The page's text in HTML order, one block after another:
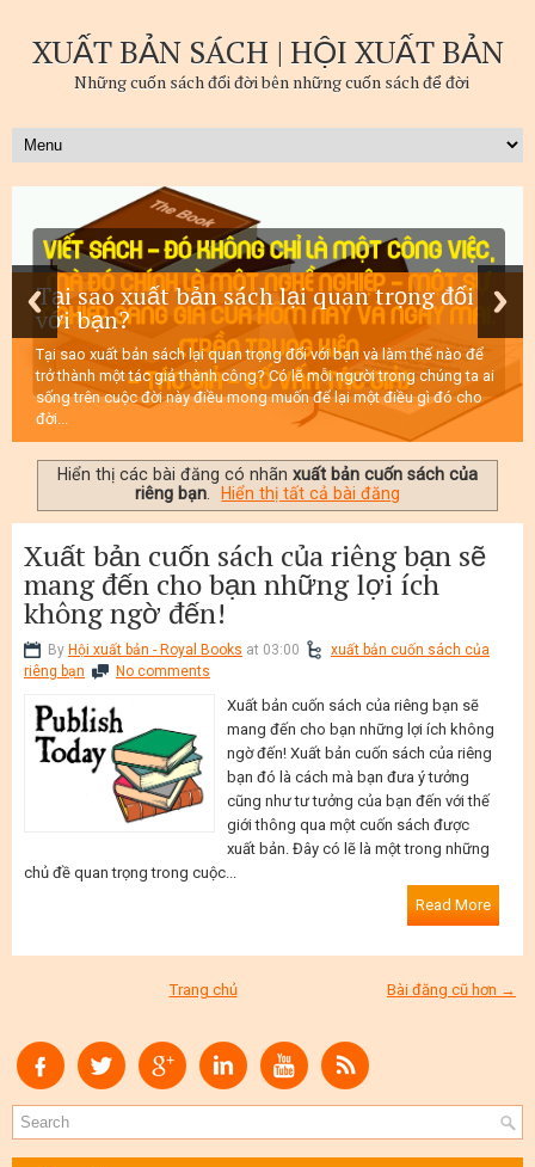
XUẤT BẢN SÁCH | HỘI XUẤT BẢN
Những cuốn sách đổi đời bên những cuốn sách để đời
Tại sao xuất bản sách lại quan trọng đối
với bạn?
Tại sao xuất bản sách lại quan trọng đối với bạn và làm thế nào để
trở thành một tác giả thành công? Có lẽ mỗi người trong chúng ta ai
sống trên cuộc đời này điều mong muốn để lại một điều gì đó cho
đời...
Hiển thị các bài đăng có nhãn xuất bản cuốn sách của
riêng bạn. Hiển thị tất cả bài đăng
Xuất bản cuốn sách của riêng bạn sẽ
mang đến cho bạn những lợi ích
không ngờ đến!
By Hội xuất bản - Royal Books at 03:00
xuất bản cuốn sách của
riêng bạn
No comments
Xuất bản cuốn sách của riêng bạn sẽ
mang đến cho bạn những lợi ích không
ngờ đến! Xuất bản cuốn sách của riêng
bạn đó là cách mà bạn đưa ý tưởng
cũng như tư tưởng của bạn đến với thế
giới thông qua một cuốn sách được
xuất bản. Đây có lẽ là một trong những
chủ đề quan trọng trong cuộc...
Read More
Bài đăng cũ hơn →
Trang chủ